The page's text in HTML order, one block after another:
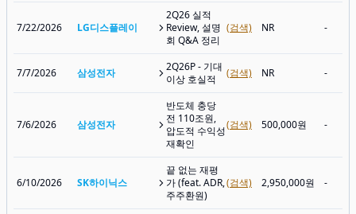
7/22/2026 LG디스플레이
2Q26 실적
Review, 설명
회 Q&A 정리
(검색) NR -
7/7/2026 삼성전자
2Q26P - 기대
이상 호실적
(검색) NR -
7/6/2026 삼성전자
반도체 충당
전 110조원,
압도적 수익성
재확인
(검색) 500,000원 -
6/10/2026 SK하이닉스
끝 없는 재평
가 (feat. ADR,
주주환원)
(검색) 2,950,000원 -